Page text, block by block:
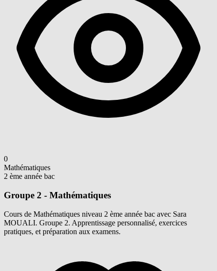
0
Mathématiques
2 ème année bac
Groupe 2 - Mathématiques
Cours de Mathématiques niveau 2 ème année bac avec Sara
MOUALI. Groupe 2. Apprentissage personnalisé, exercices
pratiques, et préparation aux examens.